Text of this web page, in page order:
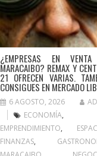
¿EMPRESAS EN
MARACAIBO? REMAX Y
21 OFRECEN VARIAS.
CONSIGUES EN MERCADO
6 AGOSTO, 2026
ECONOMÍA,
EMPRENDIMIENTO,
FINANZAS,